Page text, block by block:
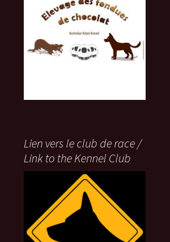
Lien vers le club de race /
Link to the Kennel Club